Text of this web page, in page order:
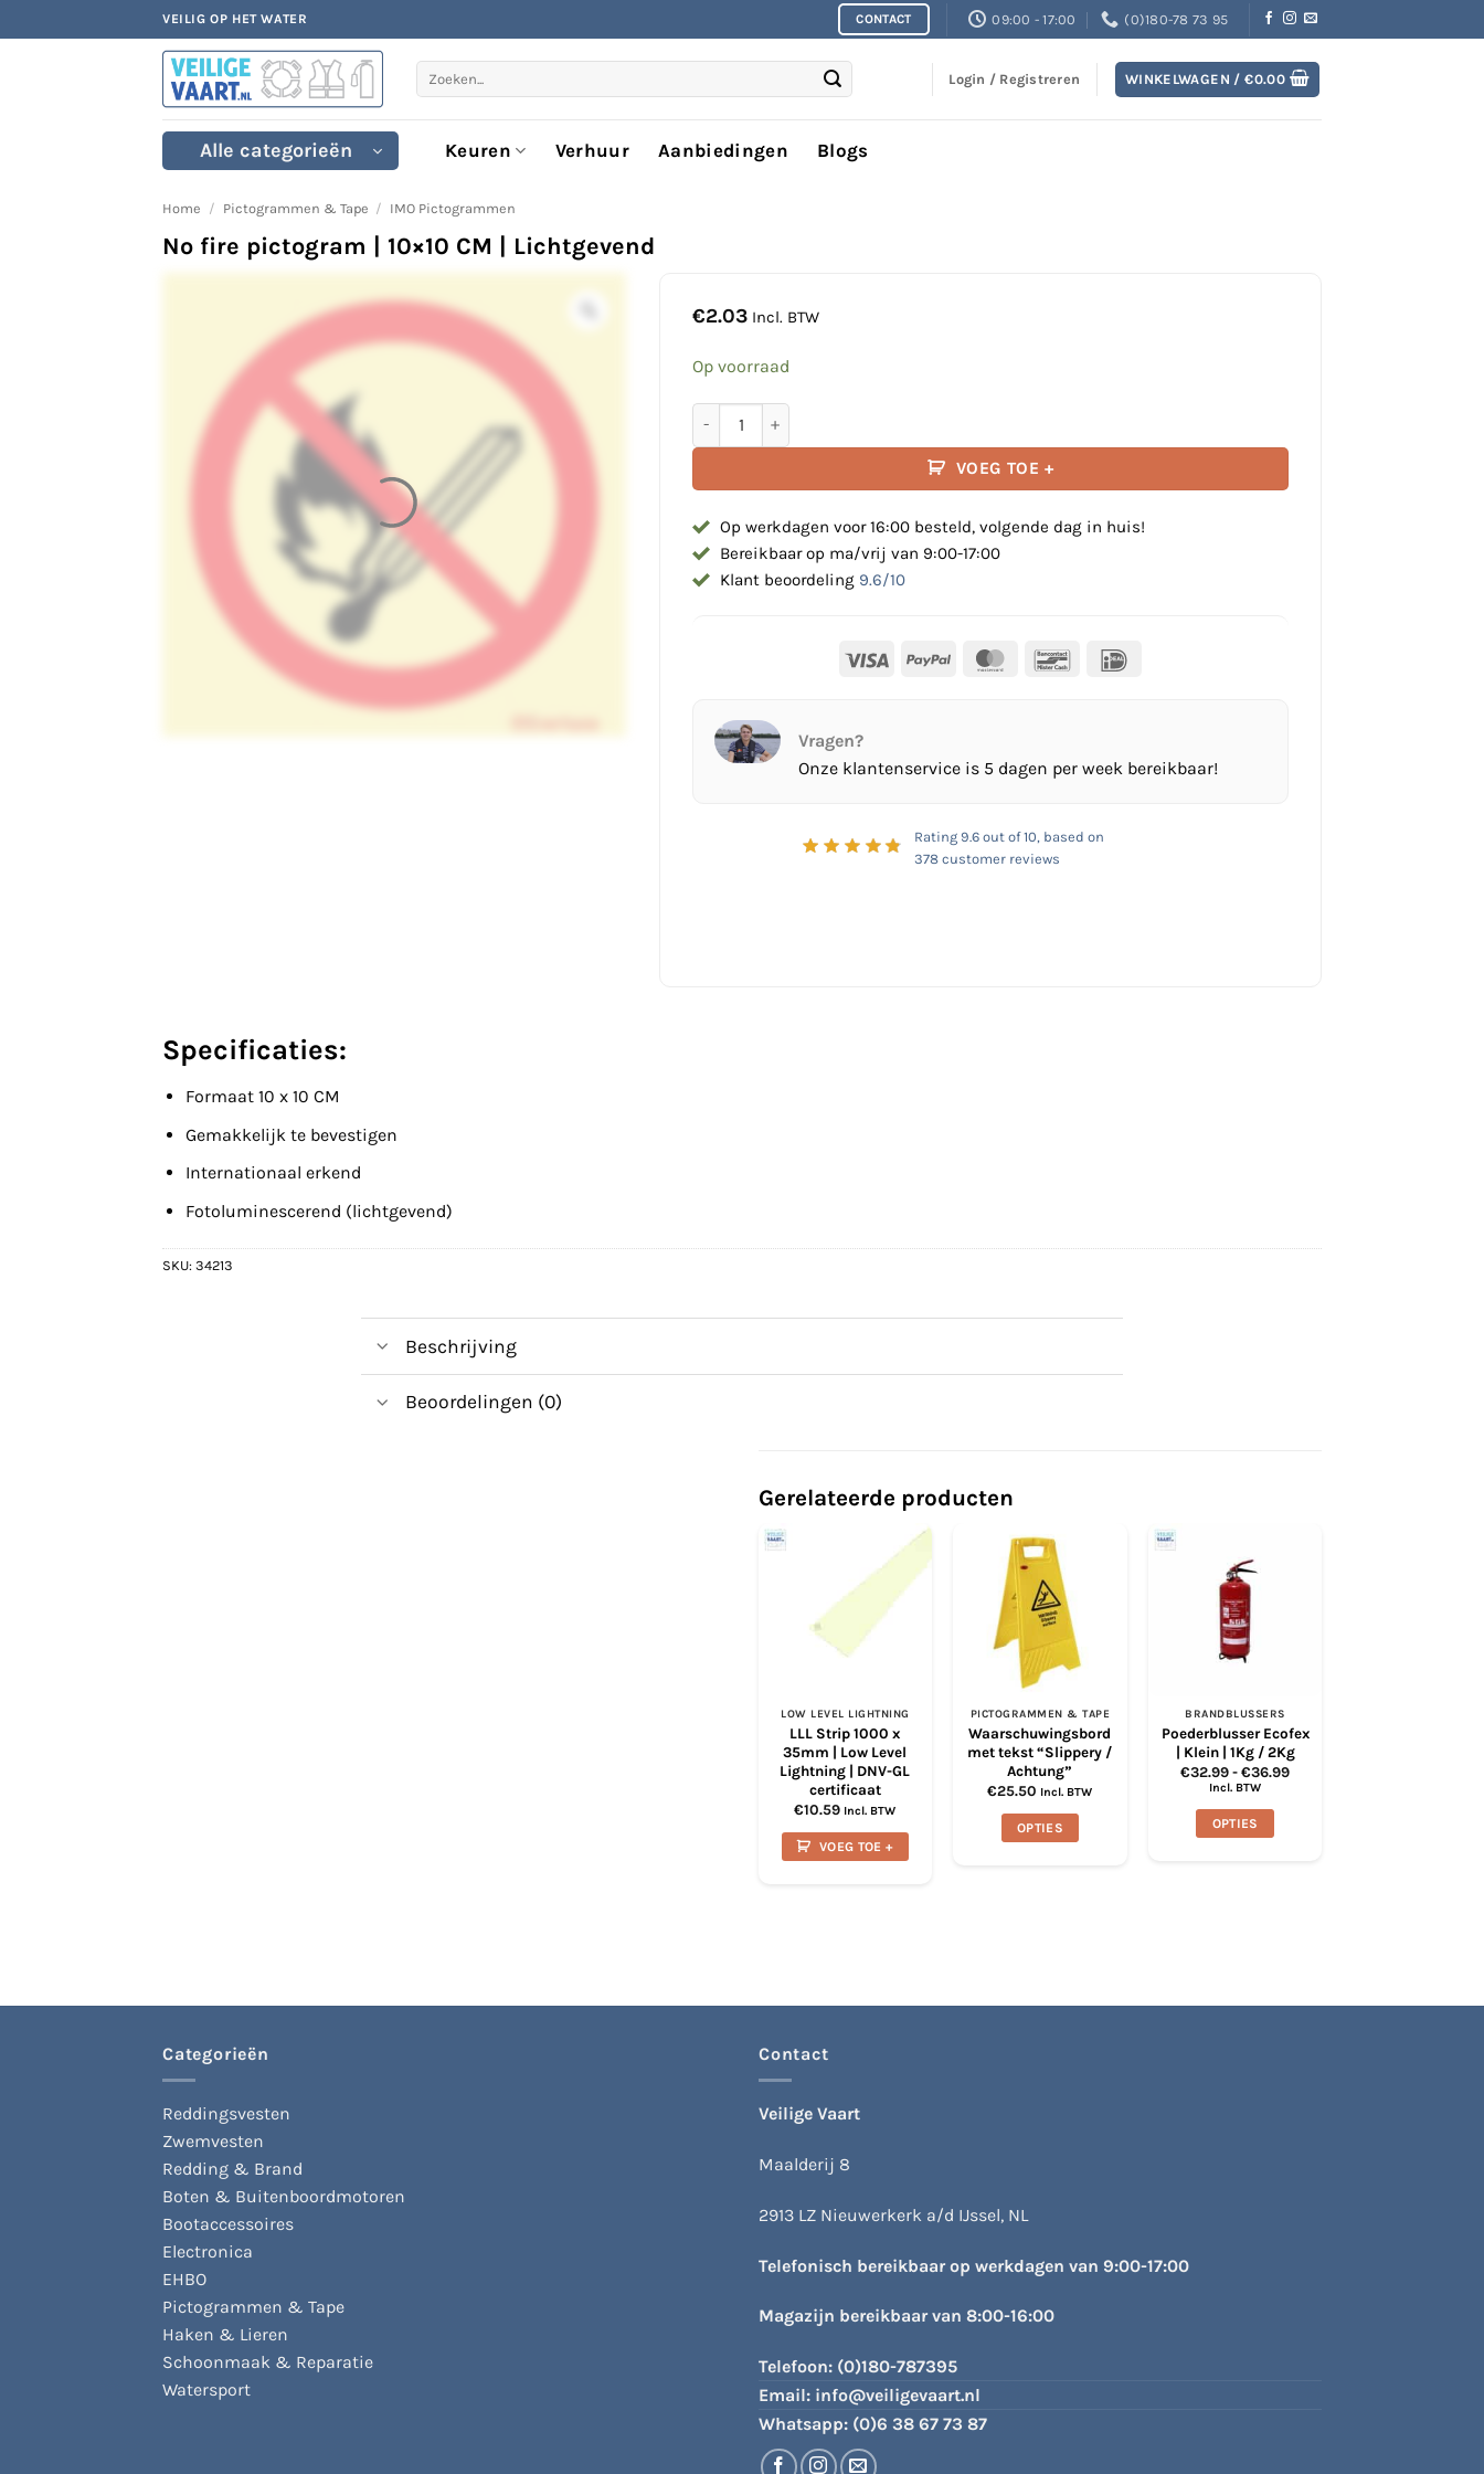
naar
VEILIG OP HET WATER CONTACT 09:00 - 17:00 (0)180-78 73 95
Login / Registreren WINKELWAGEN /€0.00
Alle categorieën Keuren Verhuur Aanbiedingen Blogs
Home / Pictogrammen & Tape / IMO Pictogrammen
No fire pictogram | 10×10 CM | Lichtgevend
€2.03 Incl. BTW
Op voorraad
VOEG TOE +
Op werkdagen voor 16:00 besteld, volgende dag in huis!
Bereikbaar op ma/vrij van 9:00-17:00
Klant beoordeling 9.6/10
Visa PayPal MasterCardBancontact
Vragen?
Onze klantenservice is 5 dagen per week bereikbaar!
Rating 9.6 out of 10, based on
378 customer reviews
Specificaties:
Formaat 10 x 10 CM
Gemakkelijk te bevestigen
Internationaal erkend
Fotoluminescerend (lichtgevend)
SKU: 34213
Beschrijving
Beoordelingen (0)
Gerelateerde producten
LOW LEVEL LIGHTNING
LLL Strip 1000 x
35mm | Low Level
Lightning | DNV-GL
certificaat
€10.59 Incl. BTW
VOEG TOE +
PICTOGRAMMEN & TAPE
Waarschuwingsbord
met tekst “Slippery /
Achtung”
€25.50 Incl. BTW
OPTIES
BRANDBLUSSERS
Poederblusser Ecofex
| Klein | 1Kg / 2Kg
€32.99 - €36.99Prijsklasse:
Incl. BTW
OPTIES
Categorieën
Reddingsvesten
Zwemvesten
Redding & Brand
Boten & Buitenboordmotoren
Bootaccessoires
Electronica
EHBO
Pictogrammen & Tape
Haken & Lieren
Schoonmaak & Reparatie
Watersport
Contact
Veilige Vaart
Maalderij 8
2913 LZ Nieuwerkerk a/d IJssel, NL
Telefonisch bereikbaar op werkdagen van 9:00-17:00
Magazijn bereikbaar van 8:00-16:00
Telefoon: (0)180-787395
Email: info@veiligevaart.nl
Whatsapp: (0)6 38 67 73 87